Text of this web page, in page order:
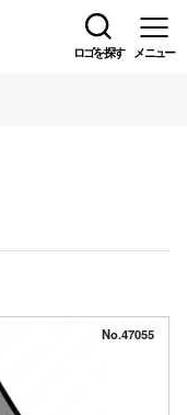
ロゴを探す メニュー
No.47055